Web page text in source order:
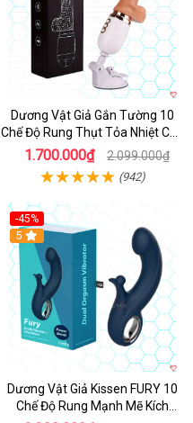
Dương Vật Giả Gắn Tường 10
Chế Độ Rung Thụt Tỏa Nhiệt Cao
Cấp
1.700.000₫ 2.099.000₫
(942)
-45%
Hot
5
Dương Vật Giả Kissen FURY 10
Chế Độ Rung Mạnh Mẽ Kích